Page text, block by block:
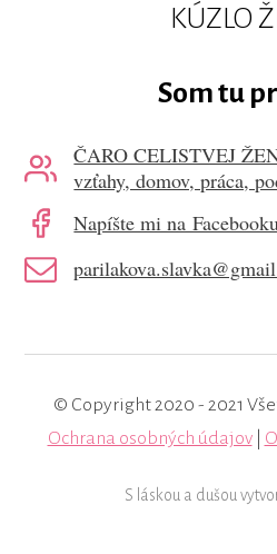
KÚZLO
Som tu
ČARO CELISTVEJ
vzťahy, domov, práca,
Napíšte mi na
© Copyright 2020 - 2021
Ochrana osobných údajov|
S láskou a dušou